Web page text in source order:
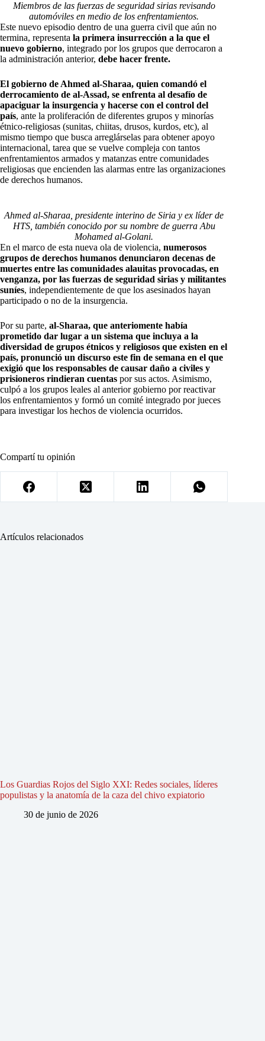
Miembros de las fuerzas de seguridad sirias revisando
automóviles en medio de los enfrentamientos.
Este nuevo episodio dentro de una guerra civil que aún no
termina, representa la primera insurrección a la que el
nuevo gobierno, integrado por los grupos que derrocaron a
la administración anterior, debe hacer frente.
El gobierno de Ahmed al-Sharaa, quien comandó el
derrocamiento de al-Assad, se enfrenta al desafío de
apaciguar la insurgencia y hacerse con el control del
país, ante la proliferación de diferentes grupos y minorías
étnico-religiosas (sunitas, chiitas, drusos, kurdos, etc), al
mismo tiempo que busca arreglárselas para obtener apoyo
internacional, tarea que se vuelve compleja con tantos
enfrentamientos armados y matanzas entre comunidades
religiosas que encienden las alarmas entre las organizaciones
de derechos humanos.
Ahmed al-Sharaa, presidente interino de Siria y ex líder de
HTS, también conocido por su nombre de guerra Abu
Mohamed al-Golani.
En el marco de esta nueva ola de violencia, numerosos
grupos de derechos humanos denunciaron decenas de
muertes entre las comunidades alauitas provocadas, en
venganza, por las fuerzas de seguridad sirias y militantes
suníes, independientemente de que los asesinados hayan
participado o no de la insurgencia.
Por su parte, al-Sharaa, que anteriomente había
prometido dar lugar a un sistema que incluya a la
diversidad de grupos étnicos y religiosos que existen en el
país, pronunció un discurso este fin de semana en el que
exigió que los responsables de causar daño a civiles y
prisioneros rindieran cuentas por sus actos. Asimismo,
culpó a los grupos leales al anterior gobierno por reactivar
los enfrentamientos y formó un comité integrado por jueces
para investigar los hechos de violencia ocurridos.
Compartí tu opinión
Artículos relacionados
Los Guardias Rojos del Siglo XXI: Redes sociales, líderes
populistas y la anatomía de la caza del chivo expiatorio
30 de junio de 2026